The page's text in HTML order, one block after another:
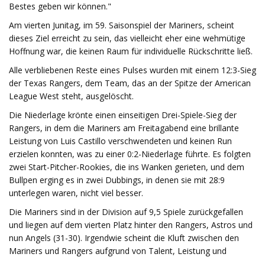
Bestes geben wir können."
Am vierten Junitag, im 59. Saisonspiel der Mariners, scheint
dieses Ziel erreicht zu sein, das vielleicht eher eine wehmütige
Hoffnung war, die keinen Raum für individuelle Rückschritte ließ.
Alle verbliebenen Reste eines Pulses wurden mit einem 12:3-Sieg
der Texas Rangers, dem Team, das an der Spitze der American
League West steht, ausgelöscht.
Die Niederlage krönte einen einseitigen Drei-Spiele-Sieg der
Rangers, in dem die Mariners am Freitagabend eine brillante
Leistung von Luis Castillo verschwendeten und keinen Run
erzielen konnten, was zu einer 0:2-Niederlage führte. Es folgten
zwei Start-Pitcher-Rookies, die ins Wanken gerieten, und dem
Bullpen erging es in zwei Dubbings, in denen sie mit 28:9
unterlegen waren, nicht viel besser.
Die Mariners sind in der Division auf 9,5 Spiele zurückgefallen
und liegen auf dem vierten Platz hinter den Rangers, Astros und
nun Angels (31-30). Irgendwie scheint die Kluft zwischen den
Mariners und Rangers aufgrund von Talent, Leistung und